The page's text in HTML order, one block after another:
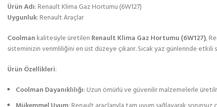
Ürün Adı: Renault Klima Gaz Hortumu (6W127)
Uygunluk: Renault Araçlar
Coolman kalitesiyle üretilen Renault Klima Gaz Hortumu (6W127),
sisteminizin verimliliğini en üst düzeye çıkarır. Sıcak yaz günlerinde
Ürün Özellikleri:
Coolman Dayanıklılığı: Uzun ömürlü ve güvenilir malzemelerle